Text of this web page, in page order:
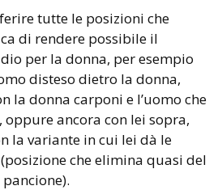
tutte le posizioni che
di rendere possibile il
per la donna, per esempio
disteso dietro la donna,
la donna carponi e l’uomo che
ancora con lei sopra,
la variante in cui lei dà le
che elimina quasi del